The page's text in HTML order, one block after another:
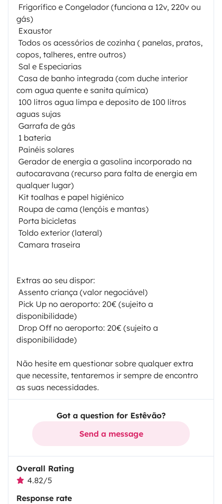
 Frigorífico e Congelador (funciona a 12v, 220v ou
gás)
 Exaustor
 Todos os acessórios de cozinha ( panelas, pratos,
copos, talheres, entre outros)
 Sal e Especiarias
 Casa de banho integrada (com duche interior
com agua quente e sanita química)
 100 litros agua limpa e deposito de 100 litros
aguas sujas
 Garrafa de gás
 1 bateria
 Painéis solares
 Gerador de energia a gasolina incorporado na
autocaravana (recurso para falta de energia em
qualquer lugar)
 Kit toalhas e papel higiénico
 Roupa de cama (lençóis e mantas)
 Porta bicicletas
 Toldo exterior (lateral)
 Camara traseira
Extras ao seu dispor:
 Assento criança (valor negociável)
 Pick Up no aeroporto: 20€ (sujeito a
disponibilidade)
 Drop Off no aeroporto: 20€ (sujeito a
disponibilidade)
Não hesite em questionar sobre qualquer extra
que necessite, tentaremos ir sempre de encontro
as suas necessidades.
Got a question for Estêvão?
Send a message
Overall Rating
4.82/5
Response rate